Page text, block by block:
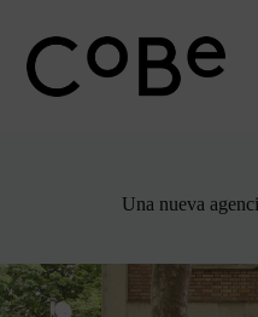
contenido
Una nueva